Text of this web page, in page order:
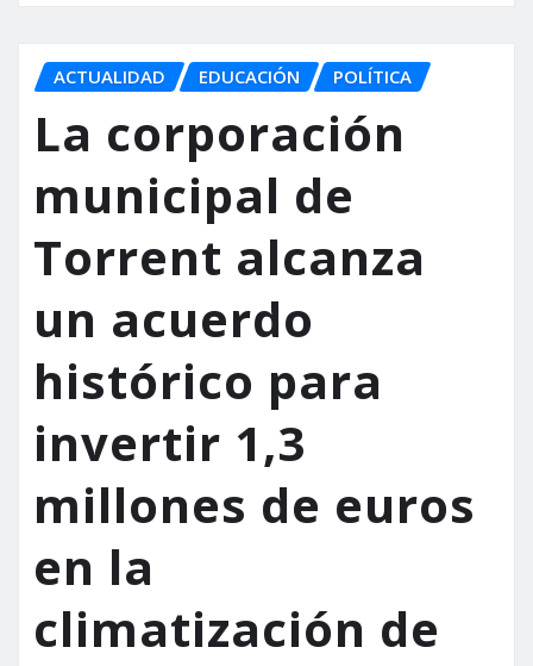
ACTUALIDAD EDUCACIÓN POLÍTICA
La corporación
municipal de
Torrent alcanza
un acuerdo
histórico para
invertir 1,3
millones de euros
en la
climatización de